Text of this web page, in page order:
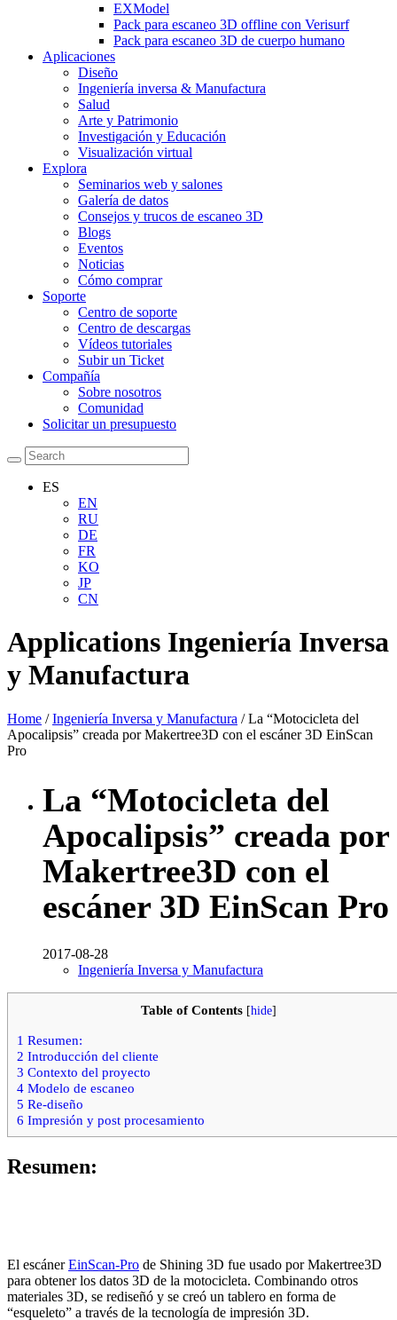
EXModel
Pack para escaneo 3D offline con Verisurf
Pack para escaneo 3D de cuerpo humano
Aplicaciones
Diseño
Ingeniería inversa & Manufactura
Salud
Arte y Patrimonio
Investigación y Educación
Visualización virtual
Explora
Seminarios web y salones
Galería de datos
Consejos y trucos de escaneo 3D
Blogs
Eventos
Noticias
Cómo comprar
Soporte
Centro de soporte
Centro de descargas
Vídeos tutoriales
Subir un Ticket
Compañía
Sobre nosotros
Comunidad
Solicitar un presupuesto
ES
EN
RU
DE
FR
KO
JP
CN
Applications Ingeniería Inversa
y Manufactura
Home /Ingeniería Inversa y Manufactura / La “Motocicleta del
Apocalipsis” creada por Makertree3D con el escáner 3D EinScan
Pro
La “Motocicleta del
Apocalipsis” creada por
Makertree3D con el
escáner 3D EinScan Pro
2017-08-28
Ingeniería Inversa y Manufactura
Table of Contents [hide]
1 Resumen:
2 Introducción del cliente
3 Contexto del proyecto
4 Modelo de escaneo
5 Re-diseño
6 Impresión y post procesamiento
Resumen:
El escánerEinScan-Pro de Shining 3D fue usado por Makertree3D
para obtener los datos 3D de la motocicleta. Combinando otros
materiales 3D, se rediseñó y se creó un tablero en forma de
“esqueleto” a través de la tecnología de impresión 3D.